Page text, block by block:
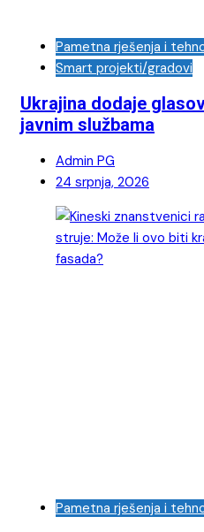
Pametna rješenja i
Smart projekti/gradovi
Ukrajina dodaje
javnim službama
Admin PG
24 srpnja, 2026
Pametna rješenja i